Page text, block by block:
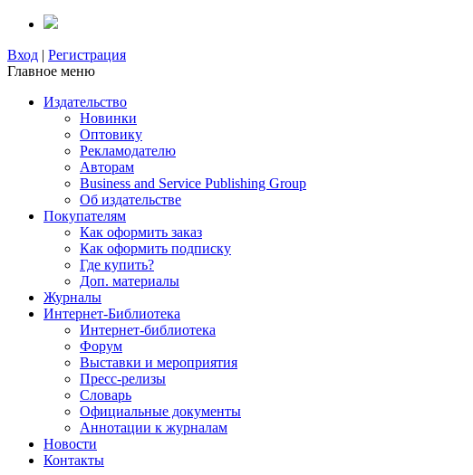
Вход | Регистрация
Главное меню
Издательство
Новинки
Оптовику
Рекламодателю
Авторам
Business and Service Publishing Group
Об издательстве
Покупателям
Как оформить заказ
Как оформить подписку
Где купить?
Доп. материалы
Журналы
Интернет-Библиотека
Интернет-библиотека
Форум
Выставки и мероприятия
Пресс-релизы
Словарь
Официальные документы
Аннотации к журналам
Новости
Контакты